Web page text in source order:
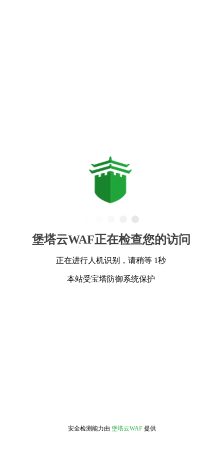
堡塔云WAF正在检查您的访问
正在进行人机识别，请稍等 1秒
本站受宝塔防御系统保护
安全检测能力由 堡塔云WAF 提供